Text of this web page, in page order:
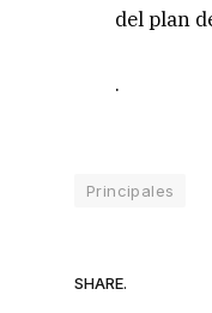
del plan
.
Principales
SHARE.